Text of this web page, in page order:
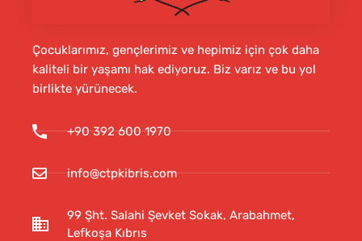
Çocuklarımız, gençlerimiz ve hepimiz için çok daha
kaliteli bir yaşamı hak ediyoruz. Biz varız ve bu yol
birlikte yürünecek.
+90 392 600 1970
info@ctpkibris.com
99 Şht. Salahi Şevket Sokak, Arabahmet,
Lefkoşa Kıbrıs